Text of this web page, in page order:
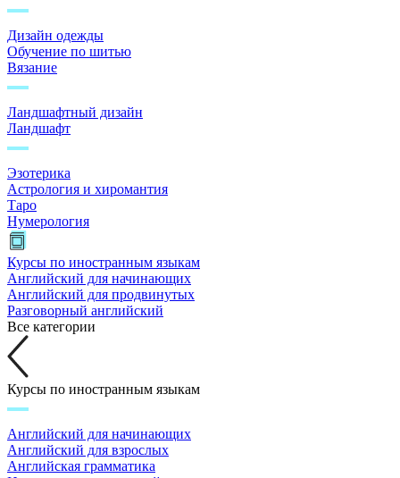
Дизайн одежды
Обучение по шитью
Вязание
Ландшафтный дизайн
Ландшафт
Эзотерика
Астрология и хиромантия
Таро
Нумерология
Курсы по иностранным языкам
Английский для начинающих
Английский для продвинутых
Разговорный английский
Все категории
Курсы по иностранным языкам
Английский для начинающих
Английский для взрослых
Английская грамматика